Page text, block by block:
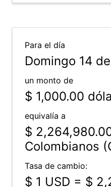
Para el día
Domingo 14
un monto de
$ 1,000.00
equivalía a
$
Colombianos
Tasa de cambio:
$ 1 USD = $